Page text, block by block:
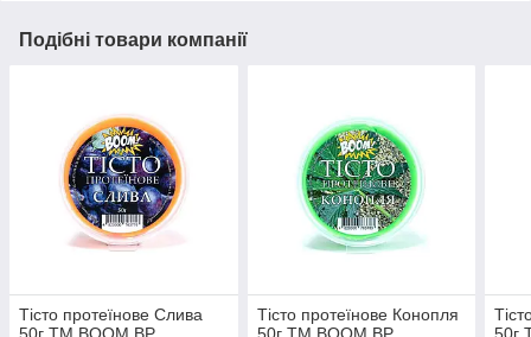
Подібні товари компанії
Тісто протеїнове Слива
Тісто протеїнове Конопля